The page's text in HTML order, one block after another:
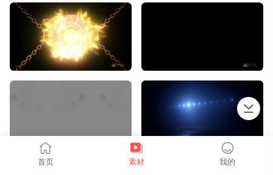
上拉加载
首页 素材 我的